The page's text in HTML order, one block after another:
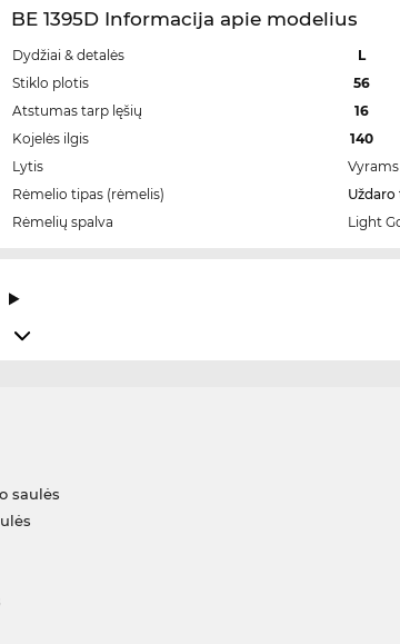
BE 1395D Informacija apie modelius
Dydžiai & detalės
L
Stiklo plotis
56
Atstumas tarp lęšių
16
Kojelės ilgis
140
Lytis
Vyrams
Rėmelio tipas (rėmelis)
Uždaro
Rėmelių spalva
Light
saulės